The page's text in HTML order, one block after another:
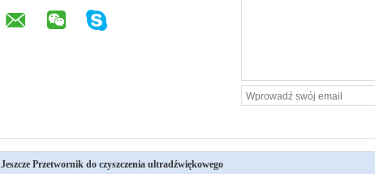
Jeszcze Przetwornik do czyszczenia ultradźwiękowego